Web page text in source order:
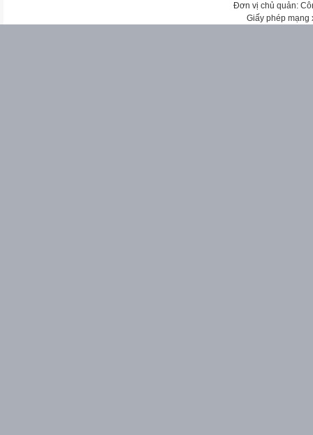
Đơn vị chủ quản:
Giấy phép mạng